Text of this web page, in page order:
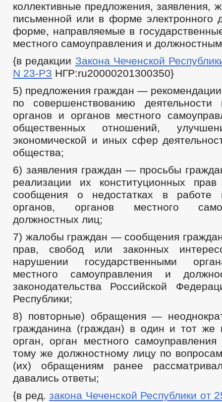
коллективные предложения, заявления,
письменной или в форме электронного
форме, направляемые в
местного самоуправления и
{в редакции Закона Чеченской
N 23-РЗ НГР:ru20000201300350}
5) предложения граждан —
по совершенствованию деятельности
органов и органов местного
общественных отношений,
экономической и иных сфер
общества;
6) заявления граждан — просьбы
реализации их конституционных
сообщения о недостатках в работе
органов, органов местного
должностных лиц;
7) жалобы граждан — сообщения
прав, свобод или законных
нарушении государственными
местного самоуправления и
законодательства Российской
Республики;
8) повторные) обращения —
гражданина (граждан) в один и тот же
орган, орган местного
тому же должностному лицу по
(их) обращениям ранее
давались ответы;
{в ред.закона Чеченской Республики от